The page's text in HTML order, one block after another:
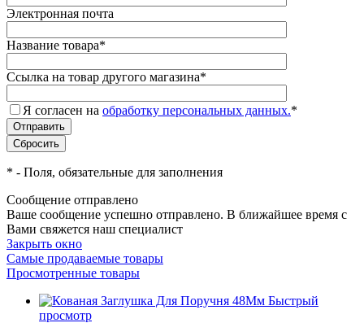
Электронная почта
Название товара*
Ссылка на товар другого магазина*
Я согласен на обработку персональных данных.*
* - Поля, обязательные для заполнения
Сообщение отправлено
Ваше сообщение успешно отправлено. В ближайшее время с
Вами свяжется наш специалист
Закрыть окно
Самые продаваемые товары
Просмотренные товары
Быстрый
просмотр